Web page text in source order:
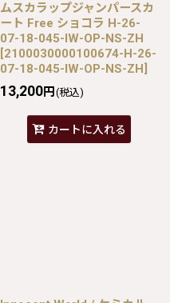
ムスカラップジャンパースカ
ート Free ショコラ H-26-
07-18-045-IW-OP-NS-ZH
[2100030000100674-H-26-
07-18-045-IW-OP-NS-ZH]
13,200円 (税込)
カートに入れる